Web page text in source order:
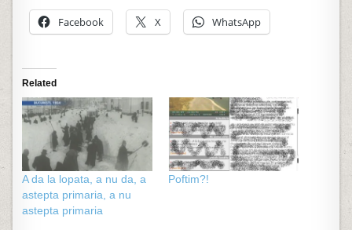
Facebook X WhatsApp
Related
A da la lopata, a nu da, a
astepta primaria, a nu
astepta primaria
Poftim?!